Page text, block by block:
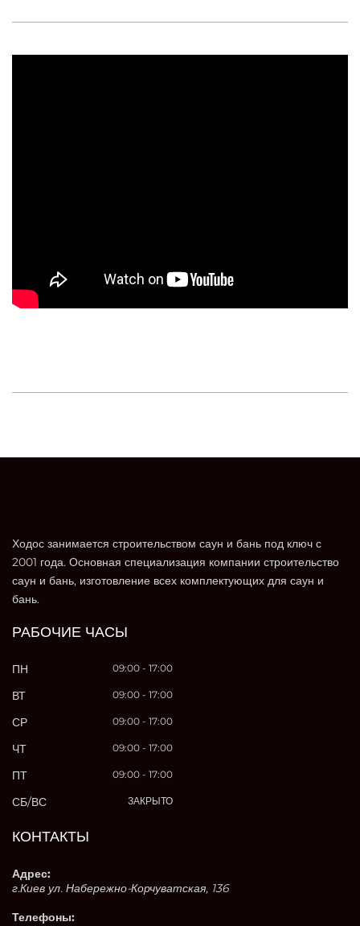
Ходос занимается строительством саун и бань под ключ с
2001 года. Основная специализация компании строительство
саун и бань, изготовление всех комплектующих для саун и
бань.
РАБОЧИЕ ЧАСЫ
ПН 09:00 - 17:00
ВТ 09:00 - 17:00
СР 09:00 - 17:00
ЧТ 09:00 - 17:00
ПТ 09:00 - 17:00
СБ/ВС ЗАКРЫТО
КОНТАКТЫ
Адрес:
г.Киев ул. Набережно-Корчуватская, 136
Телефоны: